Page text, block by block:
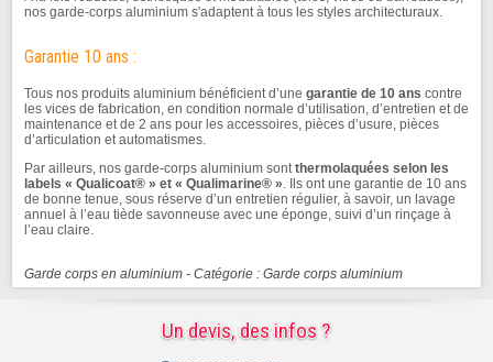
nos garde-corps aluminium s'adaptent à tous les styles architecturaux.
Garantie 10 ans :
Tous nos produits aluminium bénéficient d’une garantie de 10 ans contre
les vices de fabrication, en condition normale d’utilisation, d’entretien et de
maintenance et de 2 ans pour les accessoires, pièces d’usure, pièces
d’articulation et automatismes.
Par ailleurs, nos garde-corps aluminium sontthermolaquées selon les
labels « Qualicoat® » et « Qualimarine® ». Ils ont une garantie de 10 ans
de bonne tenue, sous réserve d’un entretien régulier, à savoir, un lavage
annuel à l’eau tiède savonneuse avec une éponge, suivi d’un rinçage à
l’eau claire.
Garde corps en aluminium - Catégorie : Garde corps aluminium
Un devis, des infos ?